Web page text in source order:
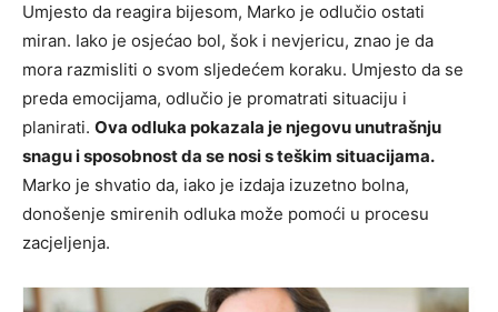
Umjesto da reagira bijesom, Marko je odlučio ostati
miran. Iako je osjećao bol, šok i nevjericu, znao je da
mora razmisliti o svom sljedećem koraku. Umjesto da se
preda emocijama, odlučio je promatrati situaciju i
planirati. Ova odluka pokazala je njegovu unutrašnju
snagu i sposobnost da se nosi s teškim situacijama.
Marko je shvatio da, iako je izdaja izuzetno bolna,
donošenje smirenih odluka može pomoći u procesu
zacjeljenja.